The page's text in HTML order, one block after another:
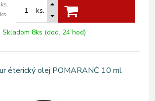
ks.
Skladom 8ks (dod. 24 hod)
éterický olej POMARANČ 10 ml